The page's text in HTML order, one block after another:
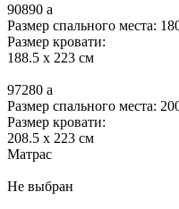
90890 a
Размер спального места:
Размер кровати:
188.5 x 223 см
97280 a
Размер спального места:
Размер кровати:
208.5 x 223 см
Матрас
Не выбран